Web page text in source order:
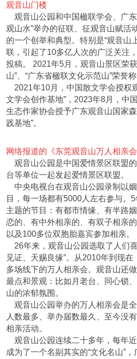
观音山门楼
观音山公园和中国楹联学会、广
观山水”举办的征联、征观音山赋活
的一个创举和典型。特别是“观音山
联，引起了10多亿人次的广泛关注
投稿。 2021年5月，观音山景区荣
山”、“广东省楹联文化示范山”荣誉称
2021年10月，中国散文学会授权
文学会创作基地”，2023年8月，中
生态作家协会授予广东观音山国家
践基地”。
网络报道的《东莞观音山万人相亲
观音山公园是中国爱情景区联盟
台等单位一起发起爱情景区联盟。
中央电视台在观音山公园录制以
目，每一场都有5000人左右参与。
主题的节目：有都市情缘、有半路
恋的、有中外相亲的、有双子相亲
以及100多位双胞胎嘉宾参加相亲。
26年来，观音山公园选取了人们
见证、天赐良缘”。从2010年到现
多场线下的万人相亲会。观音山还
最点和景观：比如月老台、同心锁
山的浓郁氛围。
观音山公园举办的万人相亲会是
人数最多、举办届数最久、至今没
相亲活动。
观音山公园连续二十多年，每年近
成为了一个名副其实的“文化名山”，